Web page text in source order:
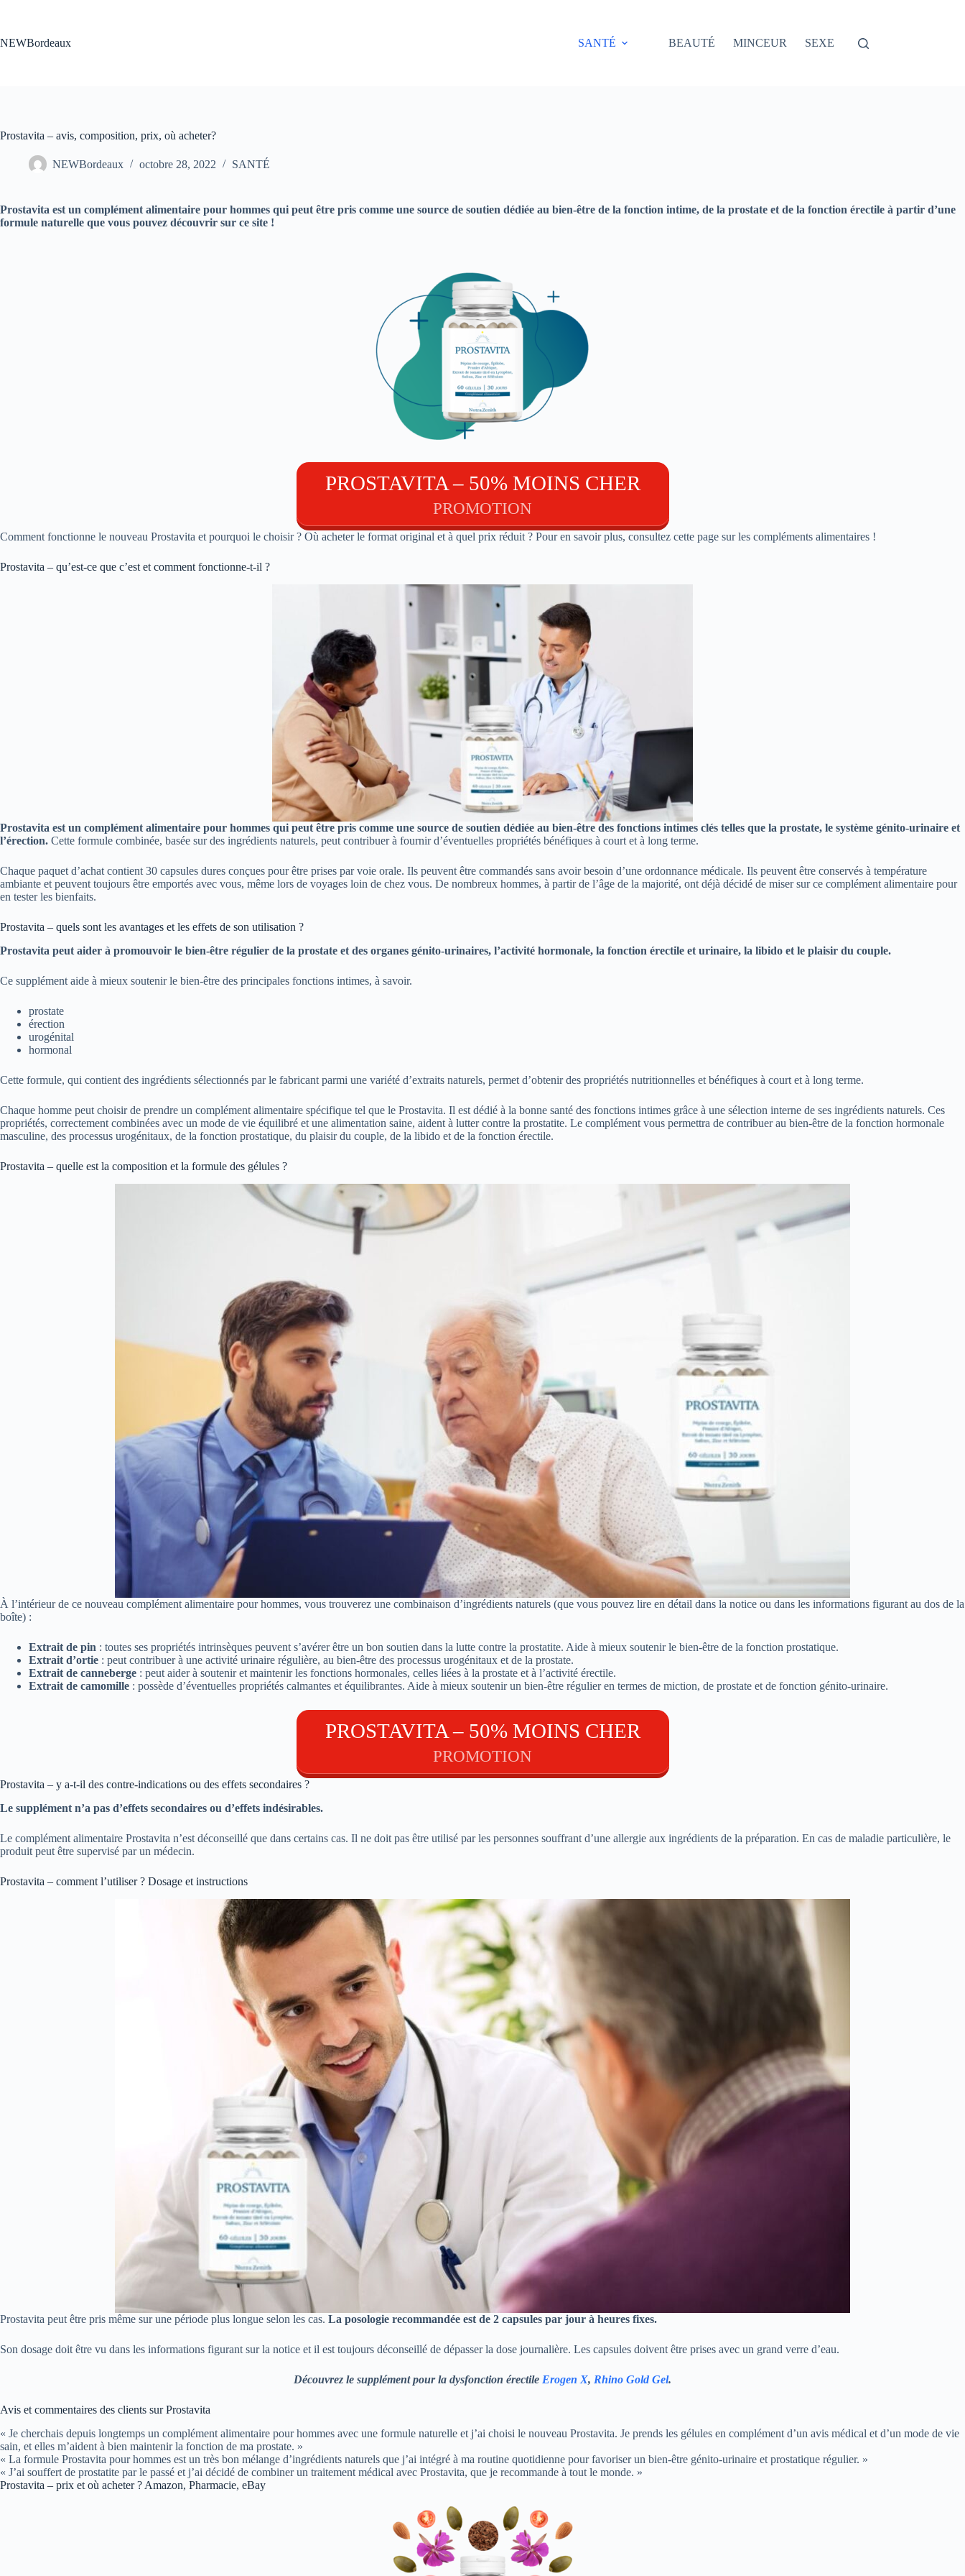
NEWBordeaux
SANTÉ BEAUTÉ MINCEUR SEXE
Prostavita – avis, composition, prix, où acheter?
NEWBordeaux octobre 28, 2022 SANTÉ
Prostavita est un complément alimentaire pour hommes qui peut être pris comme une source de soutien dédiée au bien-être de la fonction intime, de la prostate et de la fonction érectile à partir d’une
formule naturelle que vous pouvez découvrir sur ce site !
PROSTAVITA – 50% MOINS CHER
PROMOTION
Comment fonctionne le nouveau Prostavita et pourquoi le choisir ? Où acheter le format original et à quel prix réduit ? Pour en savoir plus, consultez cette page sur les compléments alimentaires !
Prostavita – qu’est-ce que c’est et comment fonctionne-t-il ?
Prostavita est un complément alimentaire pour hommes qui peut être pris comme une source de soutien dédiée au bien-être des fonctions intimes clés telles que la prostate, le système génito-urinaire et
l’érection. Cette formule combinée, basée sur des ingrédients naturels, peut contribuer à fournir d’éventuelles propriétés bénéfiques à court et à long terme.
Chaque paquet d’achat contient 30 capsules dures conçues pour être prises par voie orale. Ils peuvent être commandés sans avoir besoin d’une ordonnance médicale. Ils peuvent être conservés à température
ambiante et peuvent toujours être emportés avec vous, même lors de voyages loin de chez vous. De nombreux hommes, à partir de l’âge de la majorité, ont déjà décidé de miser sur ce complément alimentaire pour
en tester les bienfaits.
Prostavita – quels sont les avantages et les effets de son utilisation ?
Prostavita peut aider à promouvoir le bien-être régulier de la prostate et des organes génito-urinaires, l’activité hormonale, la fonction érectile et urinaire, la libido et le plaisir du couple.
Ce supplément aide à mieux soutenir le bien-être des principales fonctions intimes, à savoir.
prostate
érection
urogénital
hormonal
Cette formule, qui contient des ingrédients sélectionnés par le fabricant parmi une variété d’extraits naturels, permet d’obtenir des propriétés nutritionnelles et bénéfiques à court et à long terme.
Chaque homme peut choisir de prendre un complément alimentaire spécifique tel que le Prostavita. Il est dédié à la bonne santé des fonctions intimes grâce à une sélection interne de ses ingrédients naturels. Ces
propriétés, correctement combinées avec un mode de vie équilibré et une alimentation saine, aident à lutter contre la prostatite. Le complément vous permettra de contribuer au bien-être de la fonction hormonale
masculine, des processus urogénitaux, de la fonction prostatique, du plaisir du couple, de la libido et de la fonction érectile.
Prostavita – quelle est la composition et la formule des gélules ?
À l’intérieur de ce nouveau complément alimentaire pour hommes, vous trouverez une combinaison d’ingrédients naturels (que vous pouvez lire en détail dans la notice ou dans les informations figurant au dos de la
boîte) :
Extrait de pin : toutes ses propriétés intrinsèques peuvent s’avérer être un bon soutien dans la lutte contre la prostatite. Aide à mieux soutenir le bien-être de la fonction prostatique.
Extrait d’ortie : peut contribuer à une activité urinaire régulière, au bien-être des processus urogénitaux et de la prostate.
Extrait de canneberge : peut aider à soutenir et maintenir les fonctions hormonales, celles liées à la prostate et à l’activité érectile.
Extrait de camomille : possède d’éventuelles propriétés calmantes et équilibrantes. Aide à mieux soutenir un bien-être régulier en termes de miction, de prostate et de fonction génito-urinaire.
PROSTAVITA – 50% MOINS CHER
PROMOTION
Prostavita – y a-t-il des contre-indications ou des effets secondaires ?
Le supplément n’a pas d’effets secondaires ou d’effets indésirables.
Le complément alimentaire Prostavita n’est déconseillé que dans certains cas. Il ne doit pas être utilisé par les personnes souffrant d’une allergie aux ingrédients de la préparation. En cas de maladie particulière, le
produit peut être supervisé par un médecin.
Prostavita – comment l’utiliser ? Dosage et instructions
Prostavita peut être pris même sur une période plus longue selon les cas. La posologie recommandée est de 2 capsules par jour à heures fixes.
Son dosage doit être vu dans les informations figurant sur la notice et il est toujours déconseillé de dépasser la dose journalière. Les capsules doivent être prises avec un grand verre d’eau.
Découvrez le supplément pour la dysfonction érectile Erogen X, Rhino Gold Gel.
Avis et commentaires des clients sur Prostavita
« Je cherchais depuis longtemps un complément alimentaire pour hommes avec une formule naturelle et j’ai choisi le nouveau Prostavita. Je prends les gélules en complément d’un avis médical et d’un mode de vie
sain, et elles m’aident à bien maintenir la fonction de ma prostate. »
« La formule Prostavita pour hommes est un très bon mélange d’ingrédients naturels que j’ai intégré à ma routine quotidienne pour favoriser un bien-être génito-urinaire et prostatique régulier. »
« J’ai souffert de prostatite par le passé et j’ai décidé de combiner un traitement médical avec Prostavita, que je recommande à tout le monde. »
Prostavita – prix et où acheter ? Amazon, Pharmacie, eBay